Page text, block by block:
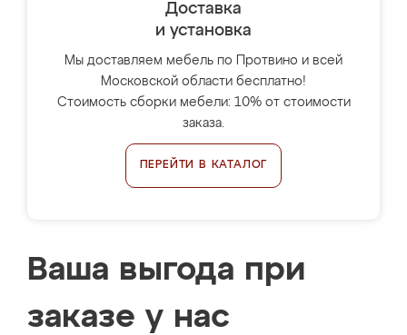
Доставка
и установка
Мы доставляем мебель по Протвино и всей
Московской области бесплатно!
Стоимость сборки мебели: 10% от стоимости
заказа.
ПЕРЕЙТИ В КАТАЛОГ
Ваша выгода при
заказе у нас